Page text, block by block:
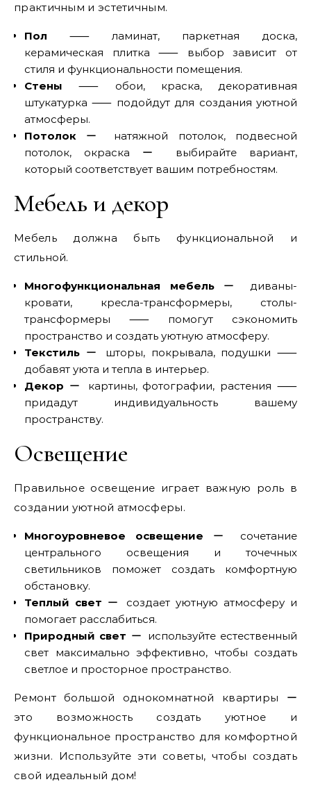
практичным и эстетичным.
Пол ⸺ ламинат, паркетная доска,
керамическая плитка ⸺ выбор зависит от
стиля и функциональности помещения.
Стены ⸺ обои, краска, декоративная
штукатурка ⸺ подойдут для создания уютной
атмосферы.
Потолок ー натяжной потолок, подвесной
потолок, окраска ー выбирайте вариант,
который соответствует вашим потребностям.
Мебель и декор
Мебель должна быть функциональной и
стильной.
Многофункциональная мебельー диваны-
кровати, кресла-трансформеры, столы-
трансформеры ⸺ помогут сэкономить
пространство и создать уютную атмосферу.
Текстиль ー шторы, покрывала, подушки ⸺
добавят уюта и тепла в интерьер.
Декор ー картины, фотографии, растения ⸺
придадут индивидуальность вашему
пространству.
Освещение
Правильное освещение играет важную роль в
создании уютной атмосферы.
Многоуровневое освещение ー сочетание
центрального освещения и точечных
светильников поможет создать комфортную
обстановку.
Теплый свет ー создает уютную атмосферу и
помогает расслабиться.
Природный свет ー используйте естественный
свет максимально эффективно, чтобы создать
светлое и просторное пространство.
Ремонт большой однокомнатной квартиры ー
это возможность создать уютное и
функциональное пространство для комфортной
жизни. Используйте эти советы, чтобы создать
свой идеальный дом!